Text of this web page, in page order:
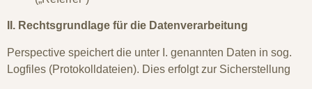
II. Rechtsgrundlage für die Datenverarbeitung
Perspective speichert die unter I. genannten Daten in sog.
Logfiles (Protokolldateien). Dies erfolgt zur Sicherstellung